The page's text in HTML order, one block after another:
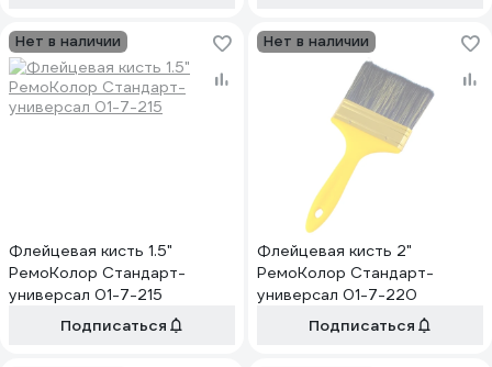
Нет в наличии
Флейцевая кисть 1.5"
РемоКолор Стандарт-
универсал 01-7-215
Подписаться
Нет в наличии
Флейцевая кисть 2"
РемоКолор Стандарт-
универсал 01-7-220
Подписаться